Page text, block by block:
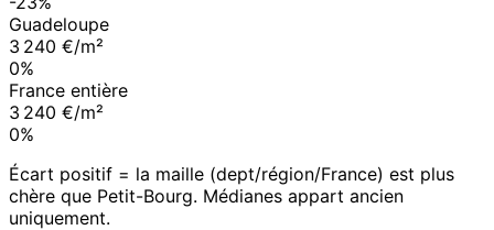
Guadeloupe
3 240 €/m²
0%
France entière
3 240 €/m²
0%
Écart positif = la maille (dept/région/France) est plus
chère que Petit-Bourg. Médianes appart ancien
uniquement.